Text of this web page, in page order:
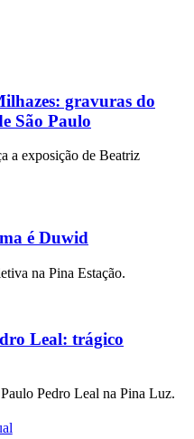
gravuras do
São Paulo
a exposição de Beatriz
é Duwid
na Pina Estação.
Leal: trágico
Pedro Leal na Pina Luz.